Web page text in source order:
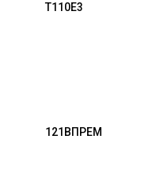
T110E3
121BПРЕМ